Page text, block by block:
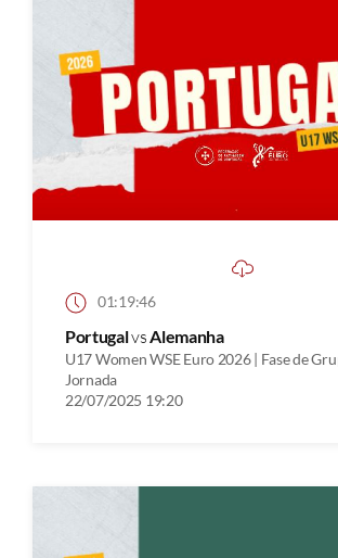
01:19:46
PortugalvsAlemanha
U17 Women WSE Euro 2026 | Fase de
Jornada
22/07/2025 19:20